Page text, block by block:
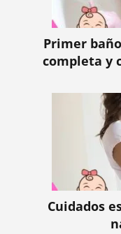
Primer
completa y
Cuidados